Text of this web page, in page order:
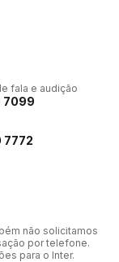
fala e audição
7099
7772
não solicitamos
por telefone.
para o Inter.